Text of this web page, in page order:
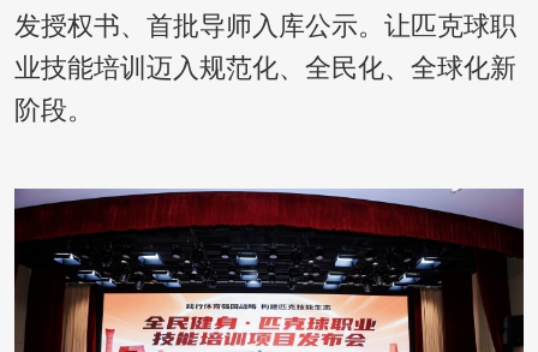
发授权书、首批导师入库公示。让匹克球职
业技能培训迈入规范化、全民化、全球化新
阶段。